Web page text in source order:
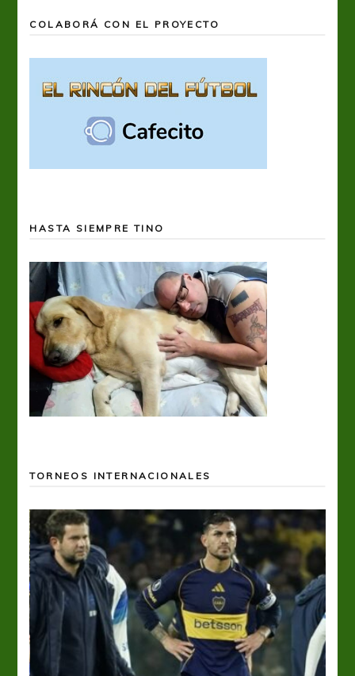
COLABORÁ CON EL PROYECTO
HASTA SIEMPRE TINO
TORNEOS INTERNACIONALES